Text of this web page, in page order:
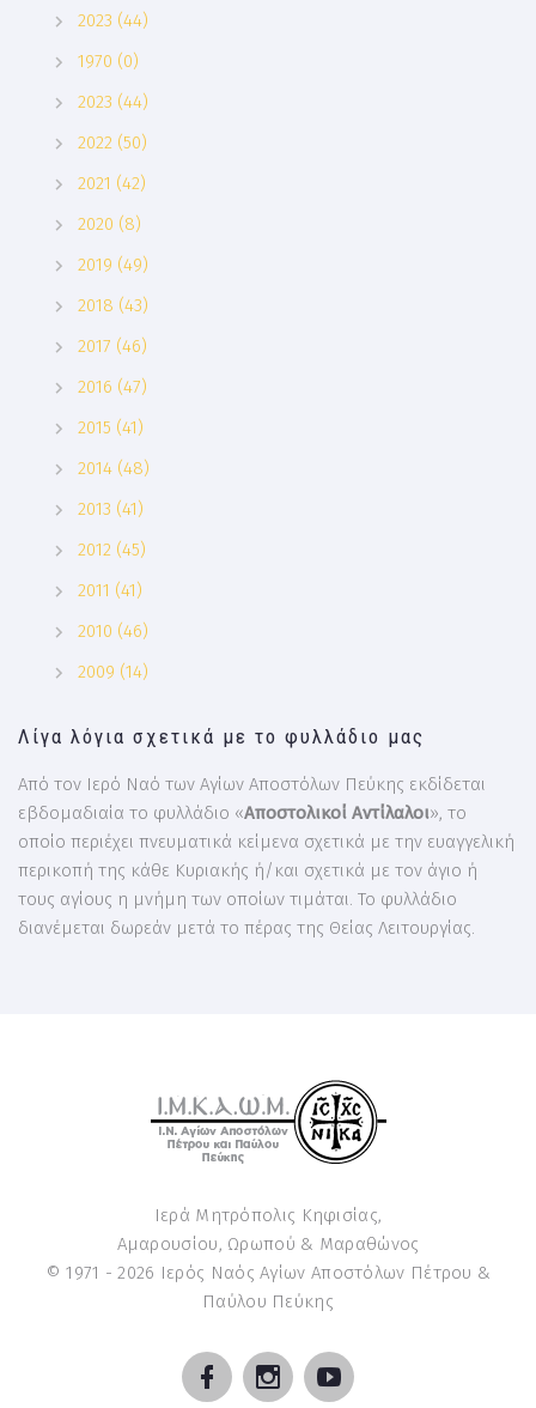
2023 (44)
1970 (0)
2023 (44)
2022 (50)
2021 (42)
2020 (8)
2019 (49)
2018 (43)
2017 (46)
2016 (47)
2015 (41)
2014 (48)
2013 (41)
2012 (45)
2011 (41)
2010 (46)
2009 (14)
Λίγα λόγια σχετικά με το φυλλάδιο μας
Από τον Ιερό Ναό των Αγίων Αποστόλων Πεύκης εκδίδεται
εβδομαδιαία το φυλλάδιο «Αποστολικοί Αντίλαλοι», το
οποίο περιέχει πνευματικά κείμενα σχετικά με την ευαγγελική
περικοπή της κάθε Κυριακής ή/και σχετικά με τον άγιο ή
τους αγίους η μνήμη των οποίων τιμάται. Το φυλλάδιο
διανέμεται δωρεάν μετά το πέρας της Θείας Λειτουργίας.
Ιερά Μητρόπολις Κηφισίας,
Αμαρουσίου, Ωρωπού & Μαραθώνος
© 1971 -2026 Ιερός Ναός Αγίων Αποστόλων Πέτρου &
Παύλου Πεύκης